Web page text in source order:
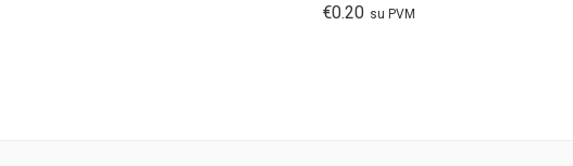
€0.20 su PVM